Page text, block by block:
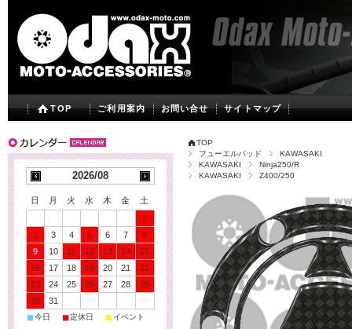
TOP ご利用案内 お問い合せ サイトマップ
TOP
フューエルパッド
KAWASAKI
KAWASAKI
Ninja250/R
KAWASAKI
Z400/250
2026/08
日 月 火 水 木 金
土
1
2
3 4 5 6 7
8
9
10 11 12 13 14
15
16
17 18 19 20 21
22
23
24 25 26 27 28
29
30
31
■今日 ■定休日 ■ イベント